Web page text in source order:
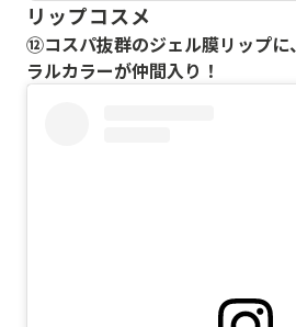
リップコスメ
⑫コスパ抜群のジェル膜リップに
ラルカラーが仲間入り！